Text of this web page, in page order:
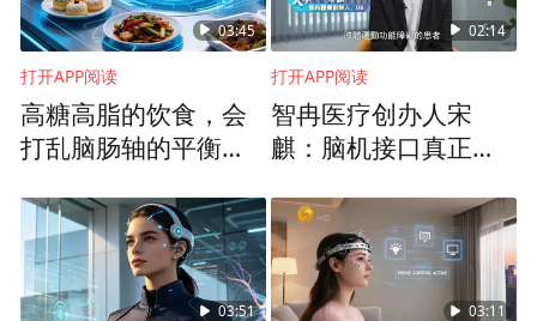
03:45
打开APP阅读
高糖高脂的饮食，会
打乱脑肠轴的平衡，
大脑损伤脑神经
02:14
打开APP阅读
智冉医疗创办人宋
麒：脑机接口真正地
生活
03:51 03:11